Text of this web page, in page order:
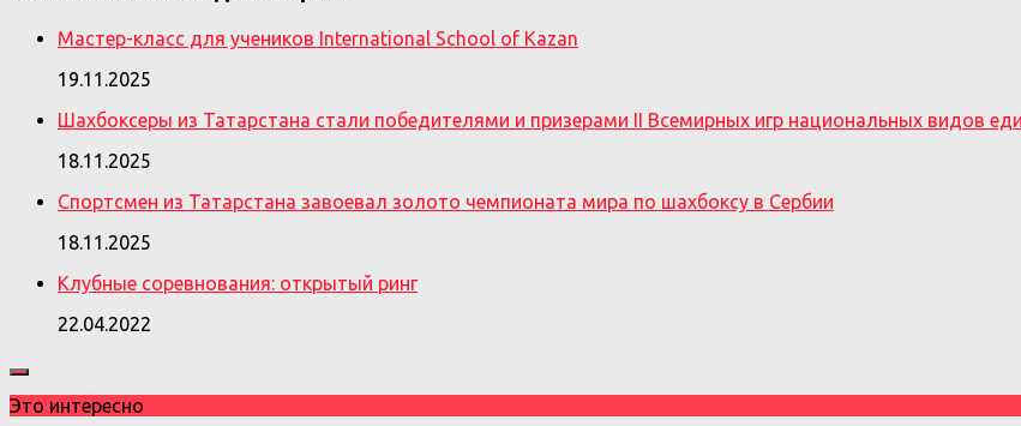
Мастер-класс для учеников International School of Kazan
19.11.2025
Шахбоксеры из Татарстана стали победителями и призерами II Всемирных игр национальных видов
18.11.2025
Спортсмен из Татарстана завоевал золото чемпионата мира по шахбоксу в Сербии
18.11.2025
Клубные соревнования: открытый ринг
22.04.2022
Это интересно